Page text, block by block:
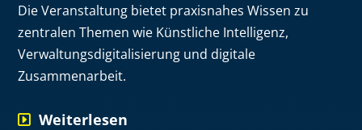
Die Veranstaltung bietet praxisnahes Wissen zu
zentralen Themen wie Künstliche Intelligenz,
Verwaltungsdigitalisierung und digitale
Zusammenarbeit.
Weiterlesen